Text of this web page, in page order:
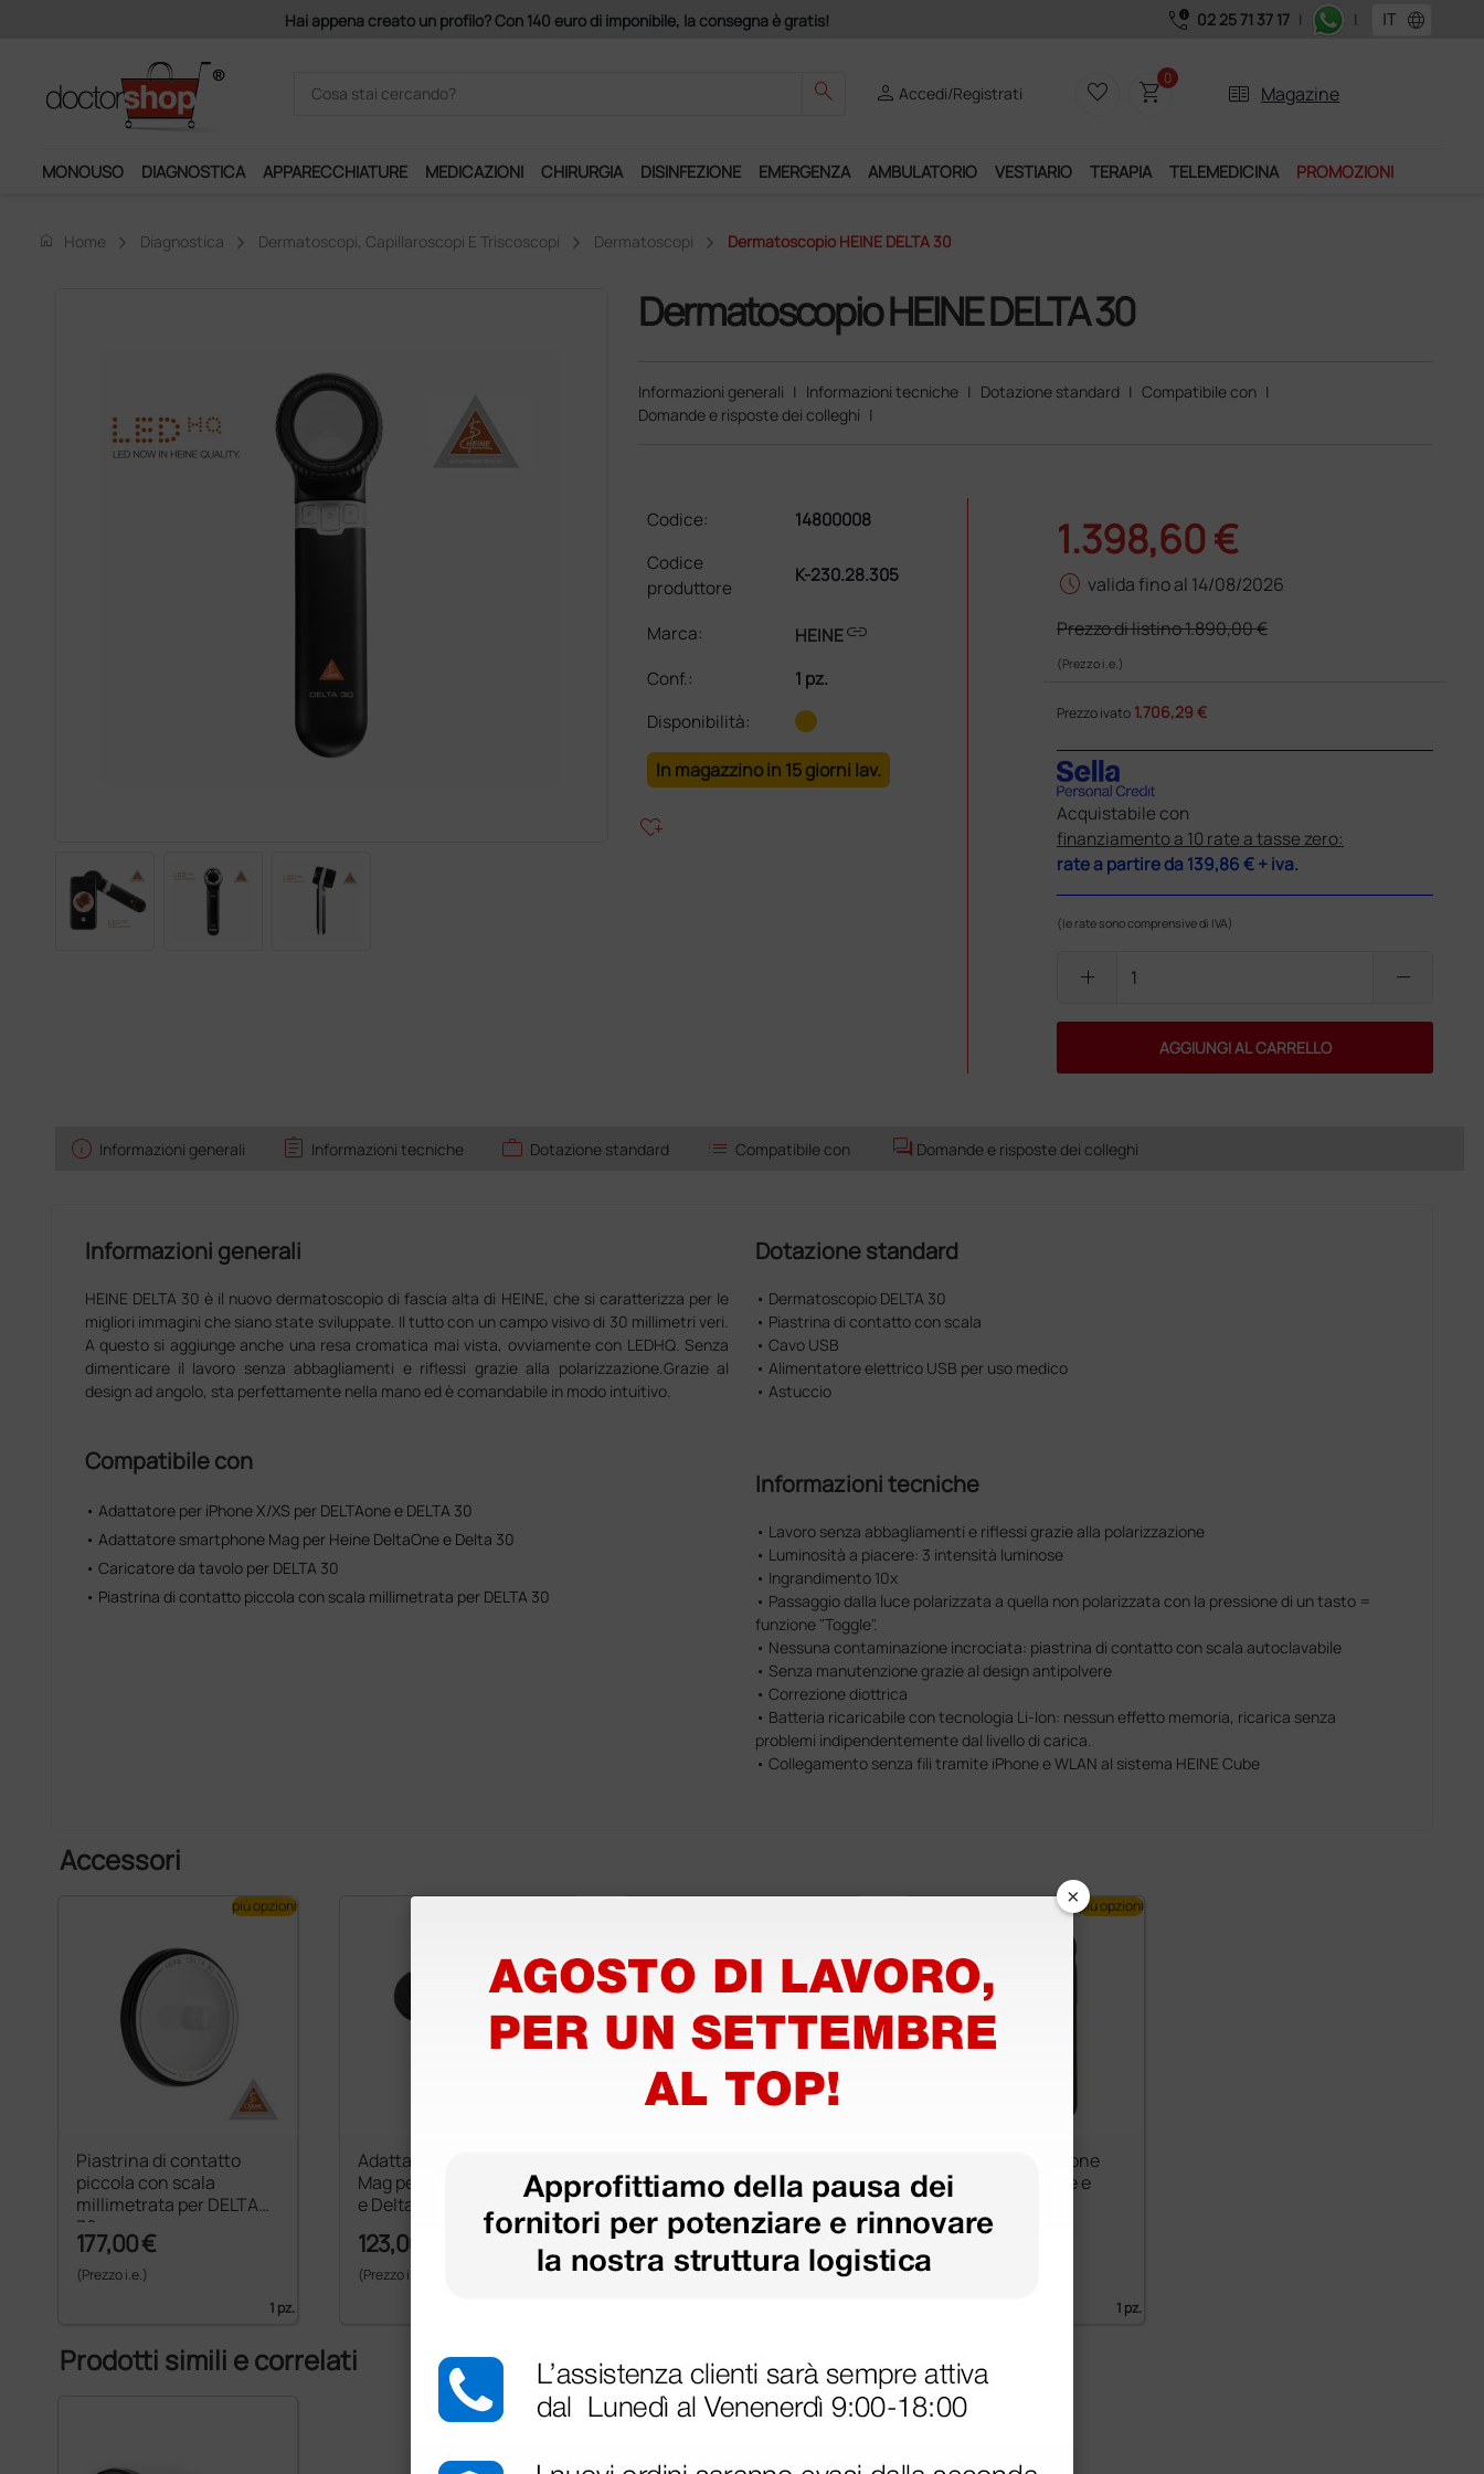
Acquistando il servizio "Ds Club", un anno di spedizioni a 39,90 euro + IVA! call_quality 02 25 71 37 17 | | language
search personAccedi/Registrati favorite_border shopping_cart0
two_pager Magazine
MONOUSO DIAGNOSTICA APPARECCHIATURE MEDICAZIONI CHIRURGIA DISINFEZIONE EMERGENZA AMBULATORIO VESTIARIO TERAPIA TELEMEDICINA PROMOZIONI
home Home Diagnostica Dermatoscopi, Capillaroscopi E Triscoscopi Dermatoscopi Dermatoscopio HEINE DELTA 30
Dermatoscopio HEINE DELTA 30
Informazioni generali | Informazioni tecniche | Dotazione standard | Compatibile con |
Domande e risposte dei colleghi |
Codice:
14800008
Codice
produttore
K-230.28.305
Marca: HEINElink
Conf.:
1 pz.
Disponibilità:
In magazzino in 15 giorni lav.
heart_plus
1.398,60 €
schedule valida fino al 14/08/2026
Prezzo di listino1.890,00 €
(Prezzo i.e.)
Prezzo ivato 1.706,29 €
Acquistabile con
finanziamento a 10 rate a tasse zero:
rate a partire da139,86 €+ iva.
(le rate sono comprensive di IVA)
add remove
AGGIUNGI AL CARRELLO
info Informazioni generali assignment Informazioni tecniche work Dotazione standard list Compatibile con forum Domande e risposte dei colleghi
Informazioni generali
HEINE DELTA 30 è il nuovo dermatoscopio di fascia alta di HEINE, che si caratterizza per le
migliori immagini che siano state sviluppate. Il tutto con un campo visivo di 30 millimetri veri.
A questo si aggiunge anche una resa cromatica mai vista, ovviamente con LEDHQ. Senza
dimenticare il lavoro senza abbagliamenti e riflessi grazie alla polarizzazione.Grazie al
design ad angolo, sta perfettamente nella mano ed è comandabile in modo intuitivo.
Compatibile con
• Adattatore per iPhone X/XS per DELTAone e DELTA 30
• Adattatore smartphone Mag per Heine DeltaOne e Delta 30
• Caricatore da tavolo per DELTA 30
• Piastrina di contatto piccola con scala millimetrata per DELTA 30
Dotazione standard
• Dermatoscopio DELTA 30
• Piastrina di contatto con scala
• Cavo USB
• Alimentatore elettrico USB per uso medico
• Astuccio
Informazioni tecniche
• Lavoro senza abbagliamenti e riflessi grazie alla polarizzazione
• Luminosità a piacere: 3 intensità luminose
• Ingrandimento 10x
• Passaggio dalla luce polarizzata a quella non polarizzata con la pressione di un tasto =
funzione "Toggle".
• Nessuna contaminazione incrociata: piastrina di contatto con scala autoclavabile
• Senza manutenzione grazie al design antipolvere
• Correzione diottrica
• Batteria ricaricabile con tecnologia Li-Ion: nessun effetto memoria, ricarica senza
problemi indipendentemente dal livello di carica.
• Collegamento senza fili tramite iPhone e WLAN al sistema HEINE Cube
Accessori
Piastrina di contatto
piccola con scala
millimetrata per DELTA
30
177,00 €
(Prezzo i.e.)
1 pz.
più opzioni
Adattatore smartphone
Mag per Heine DeltaOne
e Delta 30
123,00 €
(Prezzo i.e.)
DELTA 30
245,00 €
(Prezzo i.e.)
Adattatore per iPhone
X/XS per DELTAone e
DELTA 30
71,00 €
(Prezzo i.e.)
1 pz.
più opzioni
Prodotti simili e correlati
×